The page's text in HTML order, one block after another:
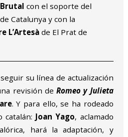
Brutal con el soporte del
Catalunya y con la
L’Artesàde El Prat de
su línea de actualización
revisión de Romeo y Julieta
. Y para ello, se ha rodeado
Joan Yago, aclamado
hará la adaptación, y